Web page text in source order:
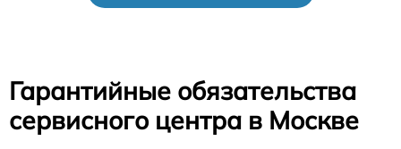
Гарантийные обязательства
сервисного центра в Москве